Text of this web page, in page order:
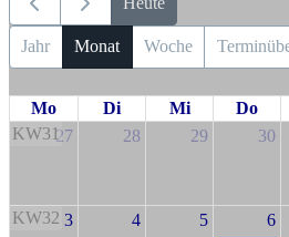
Jahr Monat Woche
Mo Di Mi Do
KW3127 28 29 30
KW32 3 4 5 6